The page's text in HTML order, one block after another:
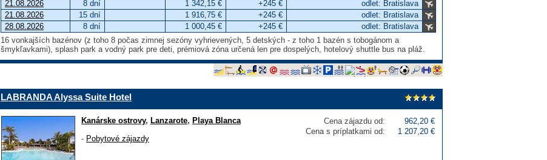
21.08.2026
8 dní 1 342,15 € +245 €
odlet: Bratislava
21.08.2026
15 dní 1 916,75 € +245 €
odlet: Bratislava
28.08.2026
8 dní 1 000,45 € +245 €
odlet: Bratislava
16 vonkajších bazénov (z toho 8 počas zimnej sezóny vyhrievených, 5 detských - z toho 1 bazén s tobogánom a
šmykľavkami), splash park a vodný park pre deti, prémiová zóna určená len pre dospelých, hotelový shuttle bus na pláž.
LABRANDA Alyssa Suite Hotel
Cena zájazdu od:
962,20 €
Cena s príplatkami od:
1 207,20 €
Kanárske ostrovy, Lanzarote, Playa Blanca
- Pobytové zájazdy